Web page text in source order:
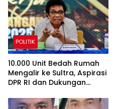
POLITIK
10.000 Unit Bedah Rumah
Mengalir ke Sultra, Aspirasi
DPR RI dan Dukungan
Utama